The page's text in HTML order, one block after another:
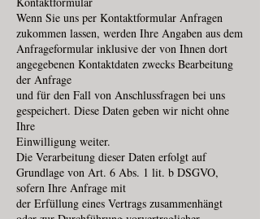
Wenn Sie uns per Kontaktformular Anfragen
zukommen lassen, werden Ihre Angaben aus dem
Anfrageformular inklusive der von Ihnen dort
angegebenen Kontaktdaten zwecks Bearbeitung
der Anfrage
und für den Fall von Anschlussfragen bei uns
gespeichert. Diese Daten geben wir nicht ohne
Ihre
Einwilligung weiter.
Die Verarbeitung dieser Daten erfolgt auf
Grundlage von Art. 6 Abs. 1 lit. b DSGVO,
sofern Ihre Anfrage mit
der Erfüllung eines Vertrags zusammenhängt